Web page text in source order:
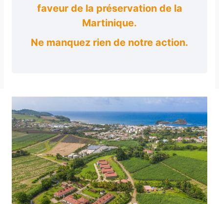
faveur de la préservation de la
Martinique.
Ne manquez rien de notre action.